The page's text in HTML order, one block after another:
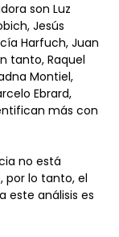
son Luz
Jesús
Harfuch, Juan
tanto, Raquel
Montiel,
Ebrard,
más con
no está
lo tanto, el
este análisis es